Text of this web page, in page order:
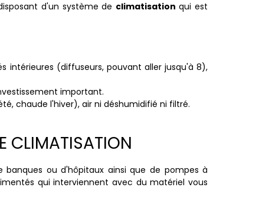
d'un système de climatisation qui est
intérieures (diffuseurs, pouvant aller jusqu'à 8),
important.
chaude l'hiver), air ni déshumidifié ni filtré.
CLIMATISATION
banques ou d'hôpitaux ainsi que de pompes à
qui interviennent avec du matériel vous